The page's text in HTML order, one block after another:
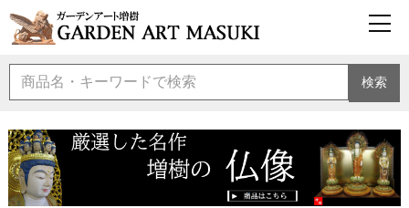
検索